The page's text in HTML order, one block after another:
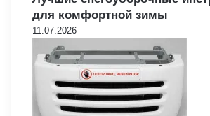
для комфортной зимы
11.07.2026